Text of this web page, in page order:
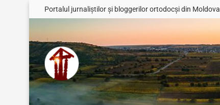
Portalul jurnaliștilor și bloggerilor ortodocși din Moldova